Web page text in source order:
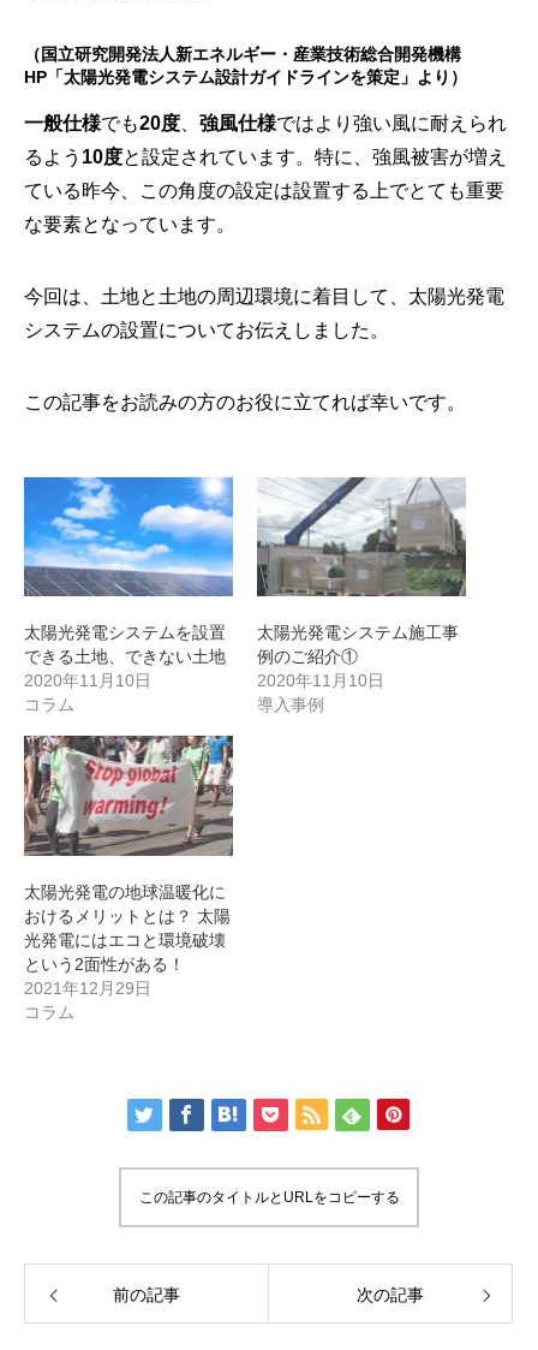
（国立研究開発法人新エネルギー・産業技術総合開発機構
HP「太陽光発電システム設計ガイドラインを策定 」より）
一般仕様でも20度 強風仕様ではより強い風に耐えられ
るよう 10度と設定されています。特に、強風被害が増え
ている昨今、この角度の設定は設置する上でとても重要
な要素となっています。
今回は、土地と土地の周辺環境に着目して、太陽光発電
システムの設置についてお伝えしました。
この記事をお読みの方のお役に立てれば幸いです。
太陽光発電システムを設置
できる土地、できない土地
2020年11月10日
コラム
太陽光発電システム施工事
例のご紹介①
2020年11月10日
導入事例
太陽光発電の地球温暖化に
おけるメリットとは？ 太陽
光発電にはエコと環境破壊
という2面性がある！
2021年12月29日
コラム
この記事のタイトルとURLをコピーする
前の記事 次の記事